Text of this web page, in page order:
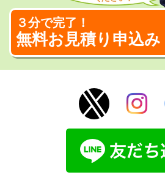
３分で完了！
無料お見積り申込み